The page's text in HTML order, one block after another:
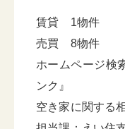
賃貸 1物件
売買 8物件
ホームページ検
ンク』
空き家に関する